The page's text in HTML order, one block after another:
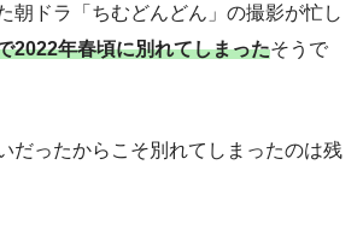
朝ドラ「ちむどんどん」の撮影が忙し
2022年春頃に別れてしまったそうで
だったからこそ別れてしまったのは残